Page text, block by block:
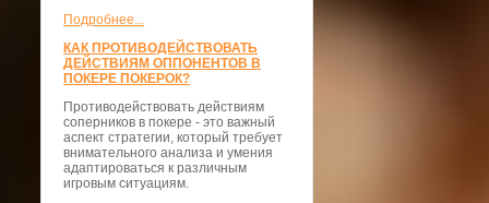
Подробнее...
КАК ПРОТИВОДЕЙСТВОВАТЬ
ДЕЙСТВИЯМ ОППОНЕНТОВ В
ПОКЕРЕ ПОКЕРОК?
Противодействовать действиям
соперников в покере - это важный
аспект стратегии, который требует
внимательного анализа и умения
адаптироваться к различным
игровым ситуациям.